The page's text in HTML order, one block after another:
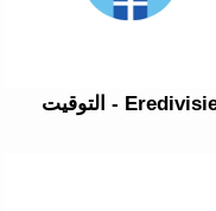
PEC Zwolle ضد AFC Ajax في قمة Eredivisie - التوقيت